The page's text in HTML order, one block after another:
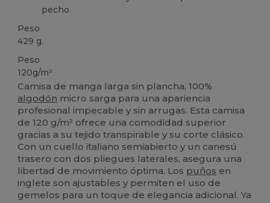
pecho
Peso
429 g.
Peso
120g/m²
Camisa de manga larga sin plancha, 100%
algodón micro sarga para una apariencia
profesional impecable y sin arrugas. Esta camisa
de 120 g/m² ofrece una comodidad superior
gracias a su tejido transpirable y su corte clásico.
Con un cuello italiano semiabierto y un canesú
trasero con dos pliegues laterales, asegura una
libertad de movimiento óptima. Los puños en
inglete son ajustables y permiten el uso de
gemelos para un toque de elegancia adicional. Ya